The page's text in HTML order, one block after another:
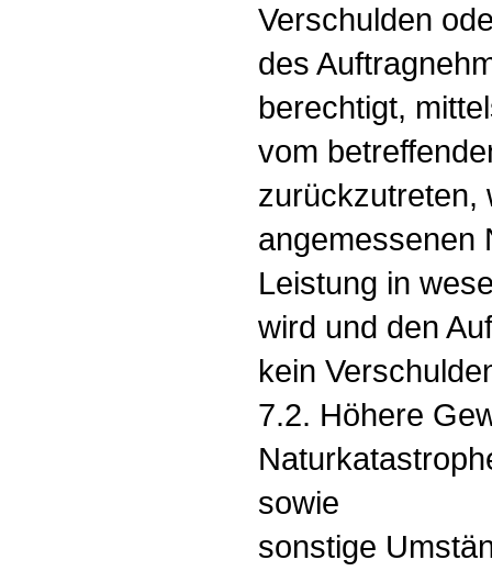
Verschulden
des
berechtigt,
vom
zurückzutreten,
angemessenen
Leistung in
wird und den
kein
7.2. Höhere
sowie
sonstige